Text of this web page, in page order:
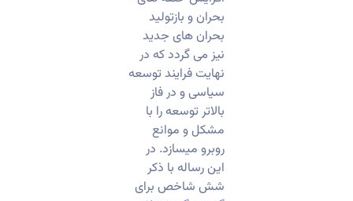
بحران و بازتولید
بحران های جدید
نیز می گردد که در
نهایت فرایند توسعه
سیاسی و در فاز
بالاتر توسعه را با
مشکل و موانع
روبرو میسازد. در
این رساله با ذکر
شش شاخص برای